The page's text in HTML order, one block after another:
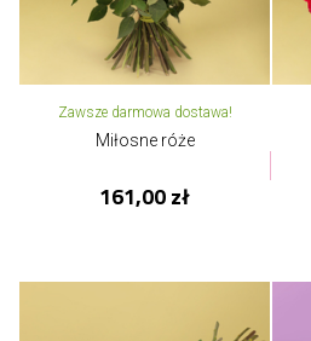
Zawsze darmowa dostawa!
Miłosne róże
161,00 zł